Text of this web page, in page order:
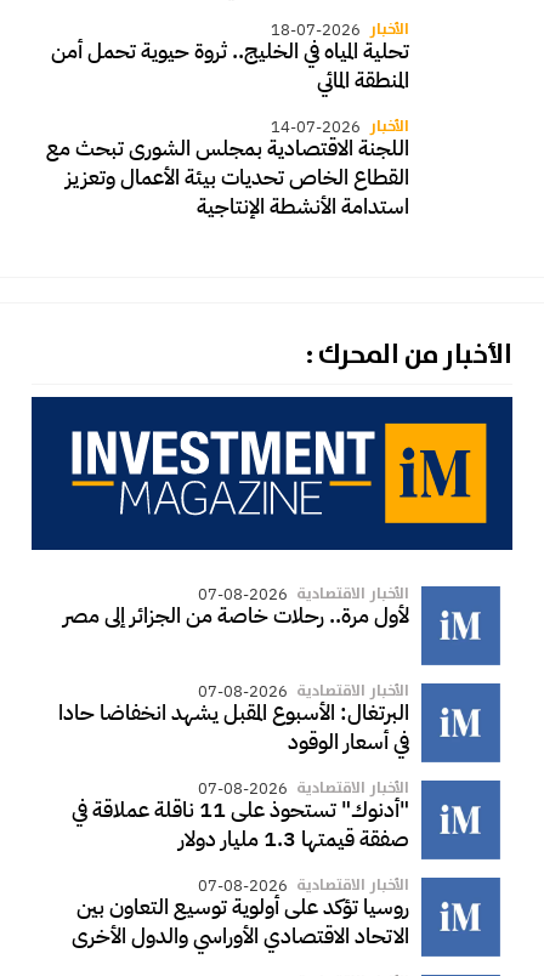
الأخبار 18-07-2026
تحلية المياه في الخليج.. ثروة حيوية تحمل أمن
المنطقة المائي
الأخبار 14-07-2026
اللجنة الاقتصادية بمجلس الشورى تبحث مع
القطاع الخاص تحديات بيئة الأعمال وتعزيز
استدامة الأنشطة الإنتاجية
الأخبار من المحرك :
الأخبار الاقتصادية 07-08-2026
لأول مرة.. رحلات خاصة من الجزائر إلى مصر
الأخبار الاقتصادية 07-08-2026
البرتغال: الأسبوع المقبل يشهد انخفاضا حادا
في أسعار الوقود
الأخبار الاقتصادية 07-08-2026
"أدنوك" تستحوذ على 11 ناقلة عملاقة في
صفقة قيمتها 1.3 مليار دولار
الأخبار الاقتصادية 07-08-2026
روسيا تؤكد على أولوية توسيع التعاون بين
الاتحاد الاقتصادي الأوراسي والدول الأخرى